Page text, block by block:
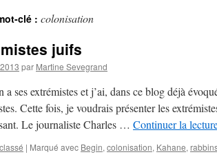
clé : colonisation
juifs
par Martine Sevegrand
a ses extrémistes et j’ai, dans ce blog déjà
Cette fois, je voudrais présenter les
Le journaliste Charles … Continuer la
| Marqué avec Begin, colonisation, Kahane,